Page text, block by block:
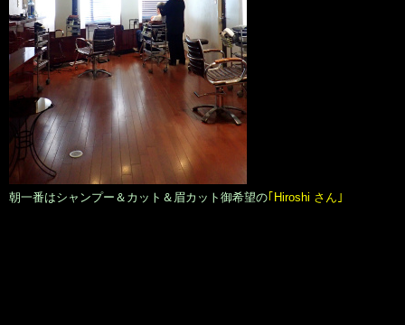
朝一番はシャンプー＆カット＆眉カット御希望の｢Hiroshi さん｣